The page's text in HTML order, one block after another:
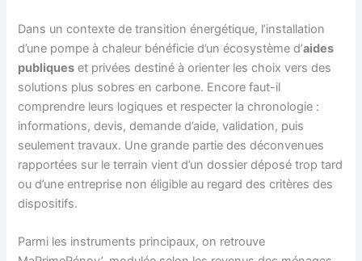
Dans un contexte de transition énergétique, l’installation
d’une pompe à chaleur bénéficie d’un écosystème d’aides
publiques et privées destiné à orienter les choix vers des
solutions plus sobres en carbone. Encore faut-il
comprendre leurs logiques et respecter la chronologie :
informations, devis, demande d’aide, validation, puis
seulement travaux. Une grande partie des déconvenues
rapportées sur le terrain vient d’un dossier déposé trop tard
ou d’une entreprise non éligible au regard des critères des
dispositifs.
Parmi les instruments principaux, on retrouve